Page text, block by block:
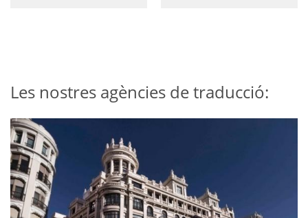
Les nostres agències de traducció: